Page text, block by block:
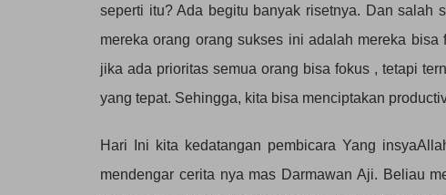
seperti itu? Ada begitu banyak risetnya. Dan salah
mereka orang orang sukses ini adalah mereka
jika ada prioritas semua orang bisa fokus , tetapi
yang tepat. Sehingga, kita bisa menciptakan
Hari Ini kita kedatangan pembicara Yang
mendengar cerita nya mas Darmawan Aji. Beliau